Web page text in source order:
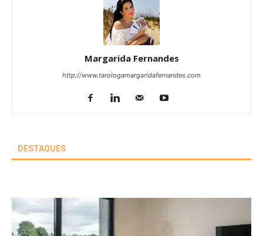
Margarida Fernandes
http://www.tarologamargaridafernandes.com
DESTAQUES